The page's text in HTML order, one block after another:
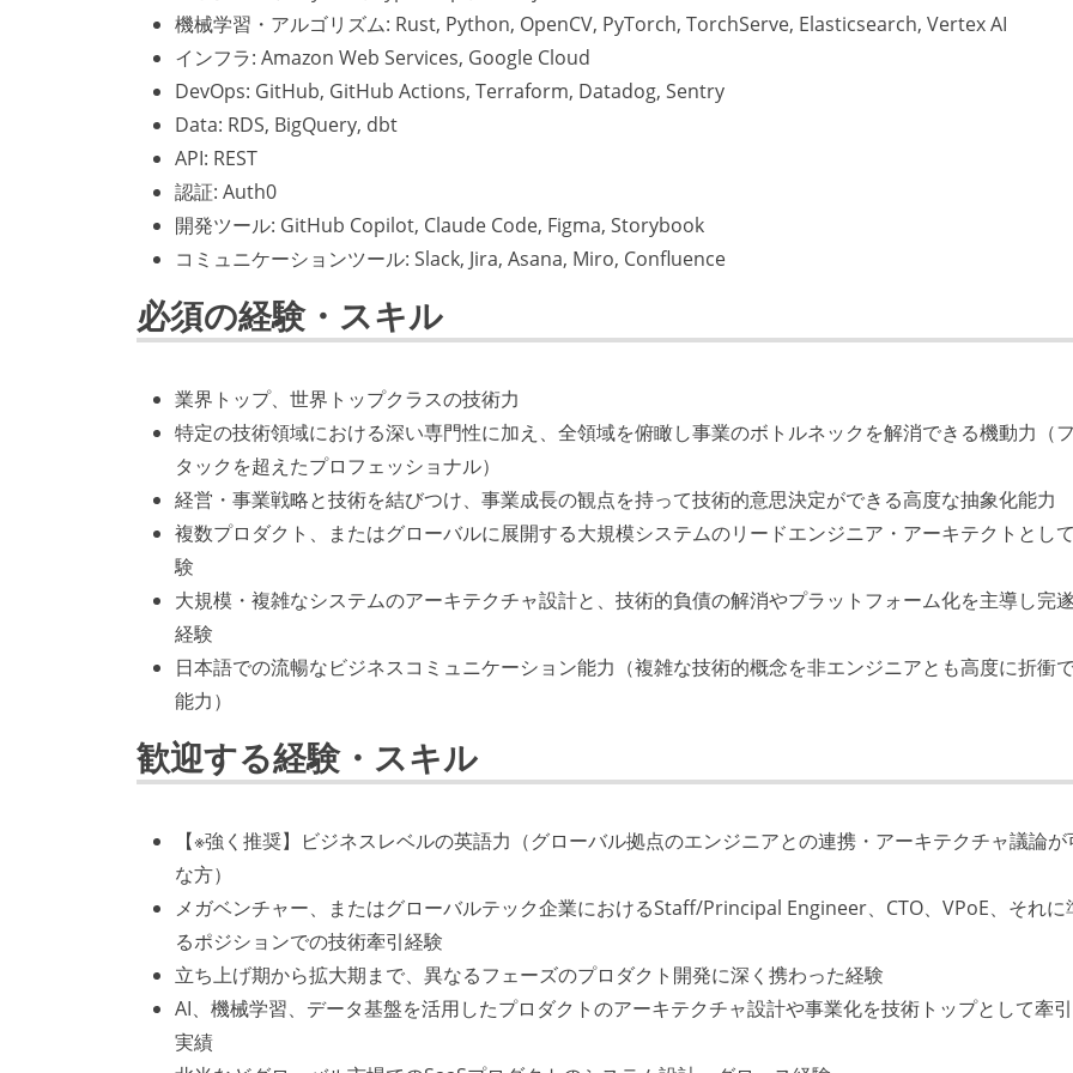
機械学習・アルゴリズム: Rust, Python, OpenCV, PyTorch, TorchServe, Elasticsearch, Vertex AI
インフラ: Amazon Web Services, Google Cloud
DevOps: GitHub, GitHub Actions, Terraform, Datadog, Sentry
Data: RDS, BigQuery, dbt
API: REST
認証: Auth0
開発ツール: GitHub Copilot, Claude Code, Figma, Storybook
コミュニケーションツール: Slack, Jira, Asana, Miro, Confluence
必須の経験・スキル
業界トップ、世界トップクラスの技術力
特定の技術領域における深い専門性に加え、全領域を俯瞰し事業のボトルネックを解消できる機動力（
タックを超えたプロフェッショナル）
経営・事業戦略と技術を結びつけ、事業成長の観点を持って技術的意思決定ができる高度な抽象化能力
複数プロダクト、またはグローバルに展開する大規模システムのリードエンジニア・アーキテクトとし
験
大規模・複雑なシステムのアーキテクチャ設計と、技術的負債の解消やプラットフォーム化を主導し完
経験
日本語での流暢なビジネスコミュニケーション能力（複雑な技術的概念を非エンジニアとも高度に折衝
能力）
歓迎する経験・スキル
【※強く推奨】ビジネスレベルの英語力（グローバル拠点のエンジニアとの連携・アーキテクチャ議論が
な方）
メガベンチャー、またはグローバルテック企業におけるStaff/Principal Engineer、CTO、VPoE、それに
るポジションでの技術牽引経験
立ち上げ期から拡大期まで、異なるフェーズのプロダクト開発に深く携わった経験
AI、機械学習、データ基盤を活用したプロダクトのアーキテクチャ設計や事業化を技術トップとして牽
実績